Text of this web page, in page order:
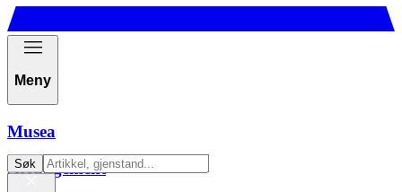
Meny
Musea
Arrangement
Søk